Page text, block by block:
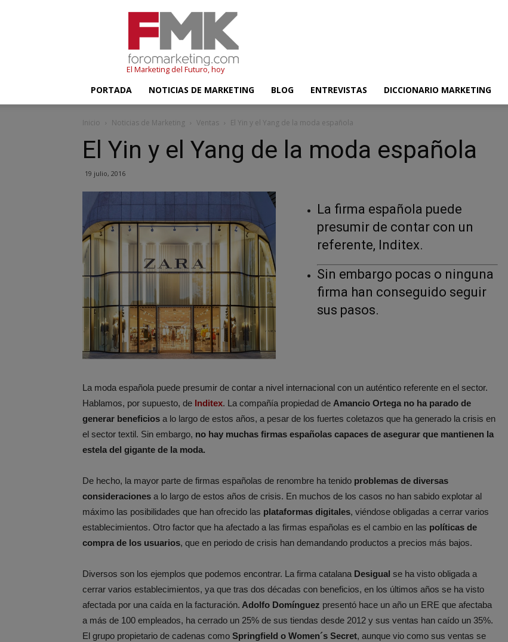
El Marketing del Futuro, hoy
PORTADA NOTICIAS DE MARKETING BLOG ENTREVISTAS DICCIONARIO MARKETING
Inicio Noticias de Marketing Ventas El Yin y el Yang de la moda española
El Yin y el Yang de la moda española
19 julio, 2016
La firma española puede
presumir de contar con un
referente, Inditex.
Sin embargo pocas o ninguna
firma han conseguido seguir
sus pasos.
La moda española puede presumir de contar a nivel internacional con un auténtico referente en el sector.
Hablamos, por supuesto, de Inditex. La compañía propiedad de Amancio Ortega no ha parado de
generar beneficios a lo largo de estos años, a pesar de los fuertes coletazos que ha generado la crisis en
el sector textil. Sin embargo, no hay muchas firmas españolas capaces de asegurar que mantienen la
estela del gigante de la moda.
De hecho, la mayor parte de firmas españolas de renombre ha tenido problemas de diversas
consideraciones a lo largo de estos años de crisis. En muchos de los casos no han sabido explotar al
máximo las posibilidades que han ofrecido las plataformas digitales, viéndose obligadas a cerrar varios
establecimientos. Otro factor que ha afectado a las firmas españolas es el cambio en las políticas de
compra de los usuarios, que en periodo de crisis han demandando productos a precios más bajos.
Diversos son los ejemplos que podemos encontrar. La firma catalana Desigual se ha visto obligada a
cerrar varios establecimientos, ya que tras dos décadas con beneficios, en los últimos años se ha visto
afectada por una caída en la facturación. Adolfo Domínguez presentó hace un año un ERE que afectaba
a más de 100 empleados, ha cerrado un 25% de sus tiendas desde 2012 y sus ventas han caído un 35%.
El grupo propietario de cadenas como Springfield o Women´s Secret, aunque vio como sus ventas se